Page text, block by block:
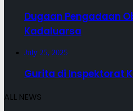
Dugaan Pengadaan
Kadaluarsa
July 25, 2025
Gurita di Inspektorat
ALL NEWS